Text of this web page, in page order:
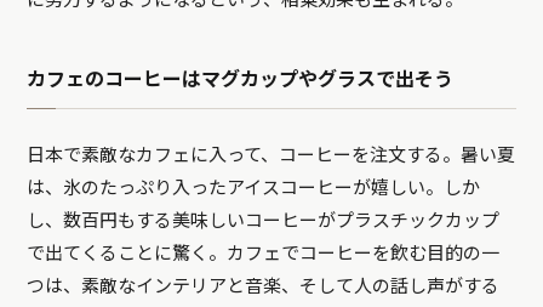
カフェのコーヒーはマグカップやグラスで出そう
日本で素敵なカフェに入って、コーヒーを注文する。暑い夏
は、氷のたっぷり入ったアイスコーヒーが嬉しい。しか
し、数百円もする美味しいコーヒーがプラスチックカップ
で出てくることに驚く。カフェでコーヒーを飲む目的の一
つは、素敵なインテリアと音楽、そして人の話し声がする